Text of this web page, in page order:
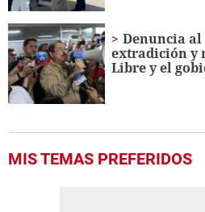
Denuncia
extradición y
Libre y el
MIS TEMAS PREFERIDOS